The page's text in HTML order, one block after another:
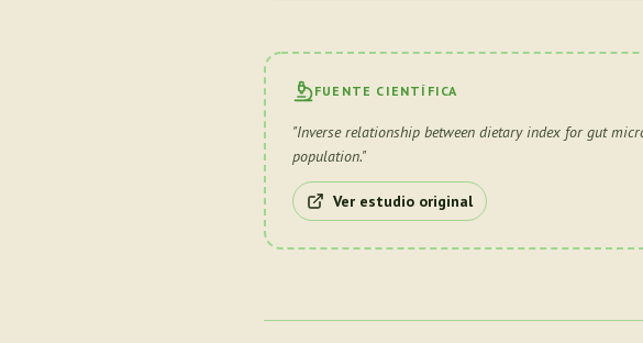
FUENTE CIENTÍFICA
"Inverse relationship between dietary index for gut
population."
Ver estudio original